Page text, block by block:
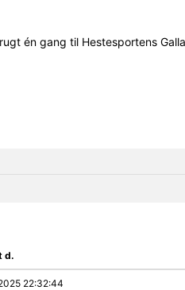
én gang til Hestesportens
d.
22:32:44